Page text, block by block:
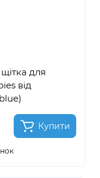
для
від
Купити